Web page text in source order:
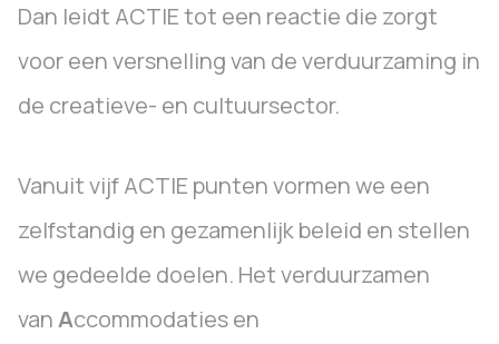
Dan leidt ACTIE tot een reactie die zorgt
voor een versnelling van de verduurzaming in
de creatieve- en cultuursector.
Vanuit vijf ACTIE punten vormen we een
zelfstandig en gezamenlijk beleid en stellen
we gedeelde doelen. Het verduurzamen
vanAccommodaties en